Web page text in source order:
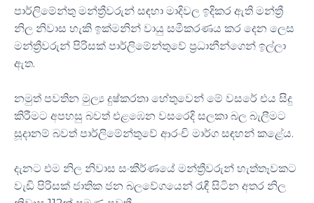
පාර්ලිමේන්තු මන්ත්‍රීවරුන් සඳහා මාදිවල ඉදිකර ඇති මන්ත්‍රී
නිල නිවාස හැකි ඉක්මනින් වායු සමීකරණය කර දෙන ලෙස
මන්ත්‍රීවරුන් පිරිසක් පාර්ලිමේන්තුවේ ප්‍රධානීන්ගෙන් ඉල්ලා
ඇත.
නමුත් පවතින මුල්‍ය දුෂ්කරතා හේතුවෙන් මේ වසරේ එය සිදු
කිරීමට අපහසු බවත් එළඹෙන වසරෙදි සලකා බල බැලීමට
සූදානම් බවත් පාර්ලිමේන්තුවේ ආරංචි මාර්ග සඳහන් කළේය.
දැනට එම නිල නිවාස සංකීර්ණයේ මන්ත්‍රීවරුන් හැත්තෑවකට
වැඩි පිරිසක් ජාතික ජන බලවේගයෙන් රැඳී සිටින අතර නිල